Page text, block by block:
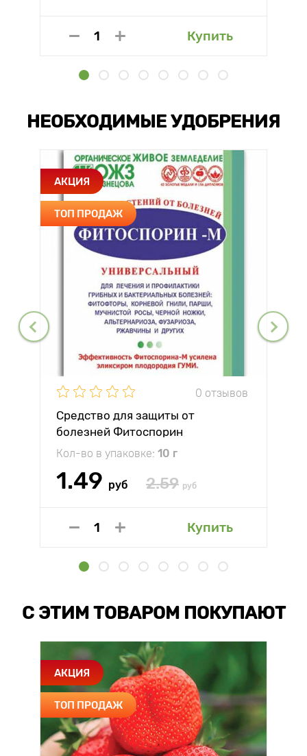
Купить
НЕОБХОДИМЫЕ УДОБРЕНИЯ
АКЦИЯ
ТОП ПРОДАЖ
0 отзывов
Средство для защиты от
болезней Фитоспорин
Кол-во в упаковке: 10 г
1.49 руб 2.59 руб
Купить
С ЭТИМ ТОВАРОМ ПОКУПАЮТ
АКЦИЯ
ТОП ПРОДАЖ